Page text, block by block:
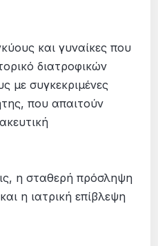
και γυναίκες που
διατροφικών
με συγκεκριμένες
που απαιτούν
η σταθερή πρόσληψη
η ιατρική επίβλεψη